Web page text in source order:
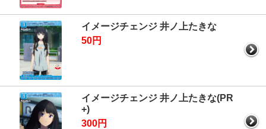
イメージチェンジ 井ノ上たきな
50円
イメージチェンジ 井ノ上たきな(PR
+)
300円